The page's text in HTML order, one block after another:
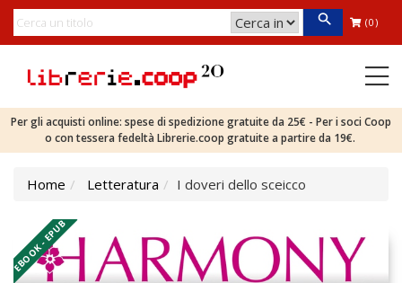
(0)
Per gli acquisti online: spese di spedizione gratuite da 25€ - Per i soci Coop
o con tessera fedeltà Librerie.coop gratuite a partire da 19€.
Home Letteratura I doveri dello sceicco
EBOOK - EPUB